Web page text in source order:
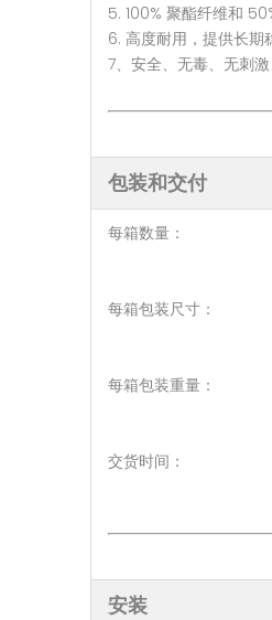
5. 100% 聚酯纤维和
6. 高度耐用，提供长期
7、安全、无毒、无刺
包装和交付
每箱数
每箱包装尺
每箱包装
交货时间
待协
安装